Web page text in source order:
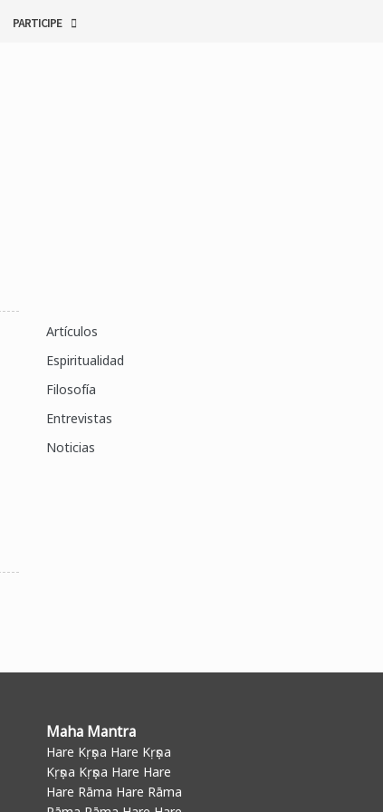
PARTICIPE
Artículos
Espiritualidad
Filosofía
Entrevistas
Noticias
Maha Mantra
Hare Kṛṣṇa Hare Kṛṣṇa
Kṛṣṇa Kṛṣṇa Hare Hare
Hare Rāma Hare Rāma